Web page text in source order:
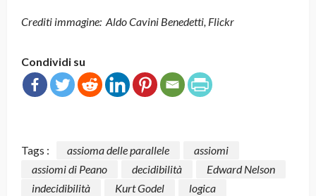
Crediti immagine: Aldo Cavini Benedetti, Flickr
Condividi su
Tags : assioma delle parallele
assiomi
assiomi di Peano
decidibilità
Edward Nelson
indecidibilità
Kurt Godel
logica